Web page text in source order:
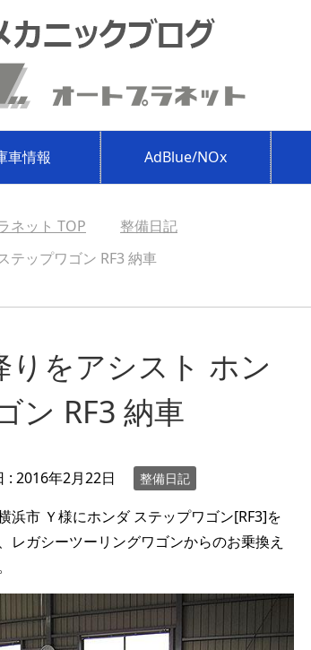
車情報 AdBlue/NOx
ネット TOP
整備日記
テップワゴン RF3 納車
りをアシスト ホン
ン RF3 納車
: 2016年2月22日 整備日記
浜市 Ｙ様にホンダ ステップワゴン[RF3]を
レガシーツーリングワゴンからのお乗換え